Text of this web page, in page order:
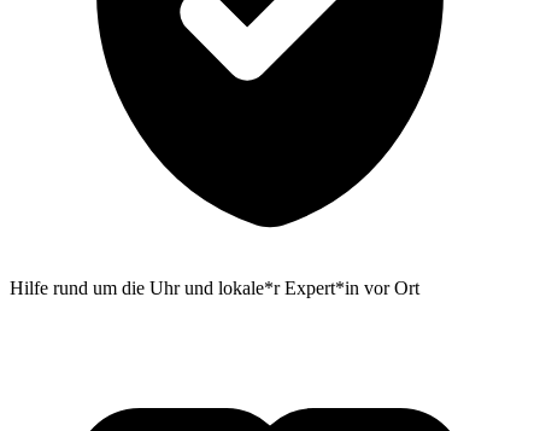
Hilfe rund um die Uhr und lokale*r Expert*in vor Ort